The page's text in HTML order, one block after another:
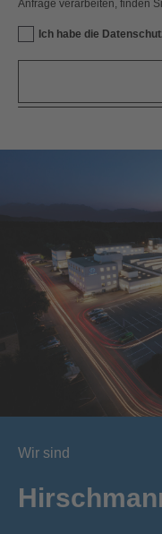
Anfrage verarbeiten, finden
Ich habe die
Wir sind